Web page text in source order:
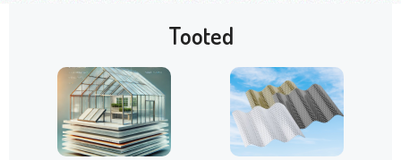
Tooted